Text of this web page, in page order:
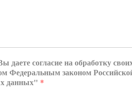
даете согласие на обработку
Федеральным законом
данных" *